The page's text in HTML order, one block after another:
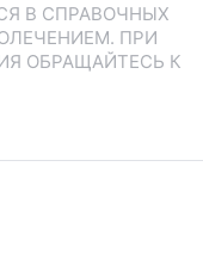
В СПРАВОЧНЫХ
ПРИ
ОБРАЩАЙТЕСЬ К